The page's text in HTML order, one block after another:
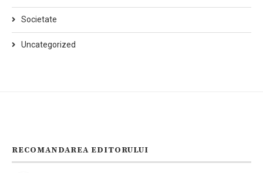
Societate
Uncategorized
RECOMANDAREA EDITORULUI